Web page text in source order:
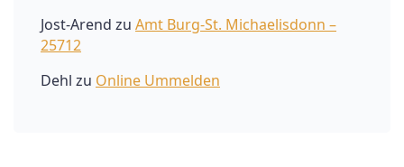
Jost-Arend zu Amt Burg-St. Michaelisdonn –
25712
Dehl zu Online Ummelden